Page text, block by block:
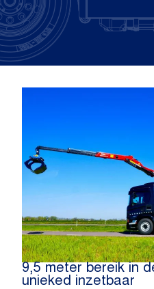
9,5 meter bereik in
unieked inzetbaar